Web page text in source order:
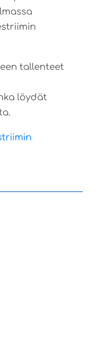
tallenteet
löydät